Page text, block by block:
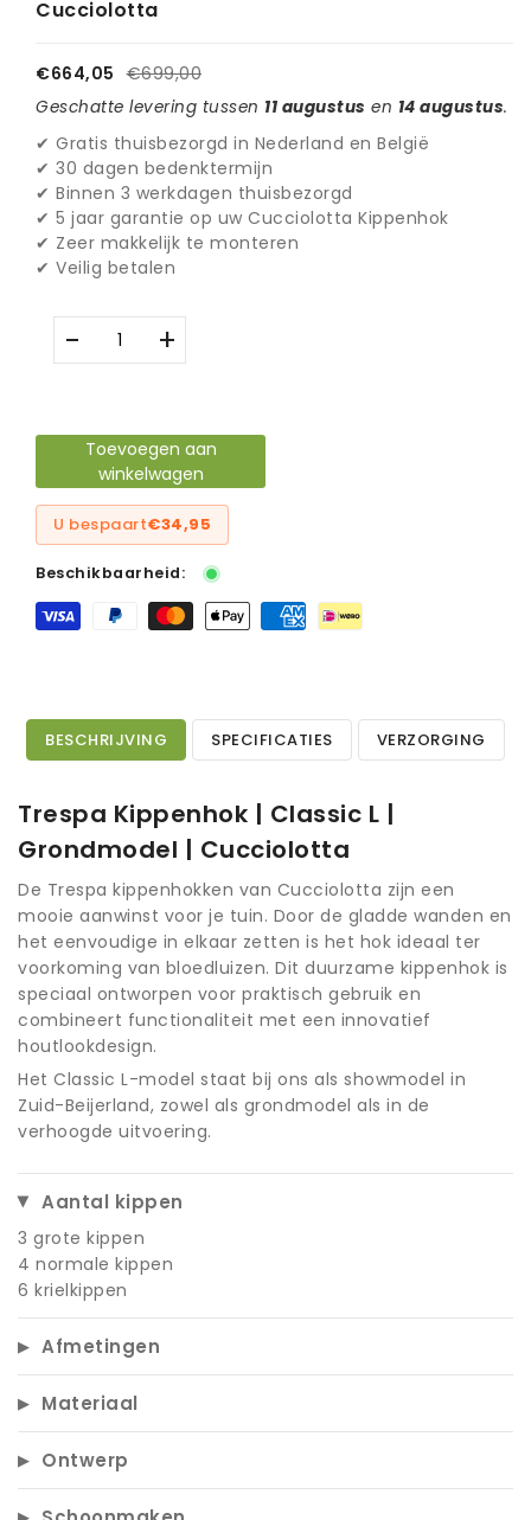
Cucciolotta
€664,05 €699,00
Geschatte levering tussen 11 augustus en 14 augustus.
✔ Gratis thuisbezorgd in Nederland en België
✔ 30 dagen bedenktermijn
✔ Binnen 3 werkdagen thuisbezorgd
✔ 5 jaar garantie op uw Cucciolotta Kippenhok
✔ Zeer makkelijk te monteren
✔ Veilig betalen
- +
Toevoegen aan
winkelwagen
U bespaart€34,95
Beschikbaarheid:
BESCHRIJVING SPECIFICATIES VERZORGING
Trespa Kippenhok | Classic L |
Grondmodel | Cucciolotta
De Trespa kippenhokken van Cucciolotta zijn een
mooie aanwinst voor je tuin. Door de gladde wanden en
het eenvoudige in elkaar zetten is het hok ideaal ter
voorkoming van bloedluizen. Dit duurzame kippenhok is
speciaal ontworpen voor praktisch gebruik en
combineert functionaliteit met een innovatief
houtlookdesign.
Het Classic L-model staat bij ons als showmodel in
Zuid-Beijerland, zowel als grondmodel als in de
verhoogde uitvoering.
Aantal kippen
3 grote kippen
4 normale kippen
6 krielkippen
Afmetingen
Materiaal
Ontwerp